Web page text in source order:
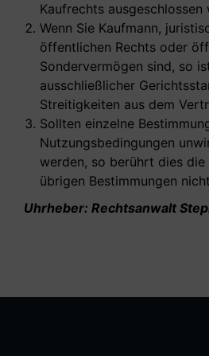
Kaufrechts ausgeschlossen
Wenn Sie Kaufmann,
öffentlichen Rechts oder
Sondervermögen sind, so
ausschließlicher
Streitigkeiten aus dem
Sollten einzelne
Nutzungsbedingungen
werden, so berührt dies
übrigen Bestimmungen
Uhrheber: Rechtsanwalt